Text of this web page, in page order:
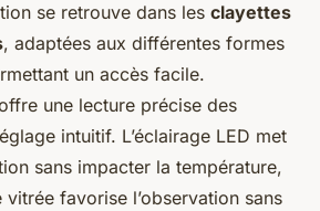
se retrouve dans les clayettes
, adaptées aux différentes formes
un accès facile.
une lecture précise des
intuitif. L’éclairage LED met
sans impacter la température,
favorise l’observation sans